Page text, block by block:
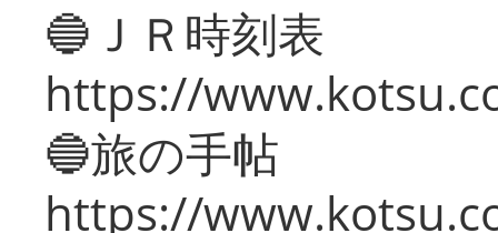
🔵ＪＲ時刻表
https://
🔵旅の手帖
https://